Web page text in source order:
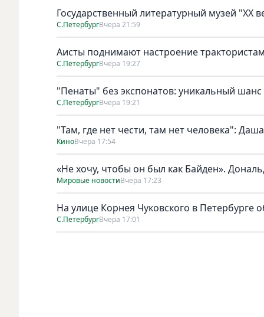
Государственный литературный музей
С.ПетербургВчера 21:59
Аисты поднимают настроение
С.ПетербургВчера 19:27
"Пенаты" без экспонатов: уникальный
С.ПетербургВчера 19:21
"Там, где нет чести, там нет человека":
КиноВчера 17:54
«Не хочу, чтобы он был как Байден».
Мировые новостиВчера 17:23
На улице Корнея Чуковского в Петербурге
С.ПетербургВчера 17:01